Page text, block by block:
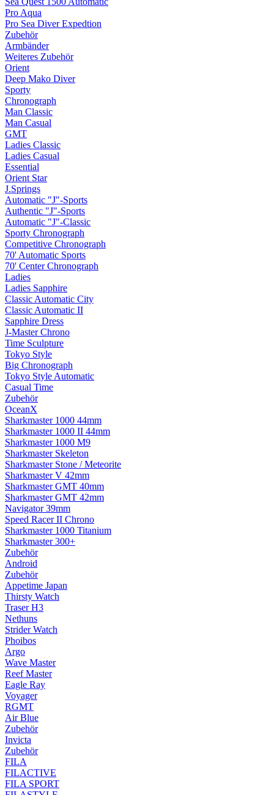
Pro Aqua
Pro Sea Diver Expedtion
Zubehör
Armbänder
Weiteres Zubehör
Orient
Deep Mako Diver
Sporty
Chronograph
Man Classic
Man Casual
GMT
Ladies Classic
Ladies Casual
Essential
Orient Star
J.Springs
Automatic "J"-Sports
Authentic "J"-Sports
Automatic "J"-Classic
Sporty Chronograph
Competitive Chronograph
70' Automatic Sports
70' Center Chronograph
Ladies
Ladies Sapphire
Classic Automatic City
Classic Automatic II
Sapphire Dress
J-Master Chrono
Time Sculpture
Tokyo Style
Big Chronograph
Tokyo Style Automatic
Casual Time
Zubehör
OceanX
Sharkmaster 1000 44mm
Sharkmaster 1000 II 44mm
Sharkmaster 1000 M9
Sharkmaster Skeleton
Sharkmaster Stone / Meteorite
Sharkmaster V 42mm
Sharkmaster GMT 40mm
Sharkmaster GMT 42mm
Navigator 39mm
Speed Racer II Chrono
Sharkmaster 1000 Titanium
Sharkmaster 300+
Zubehör
Android
Zubehör
Appetime Japan
Thirsty Watch
Traser H3
Nethuns
Strider Watch
Phoibos
Argo
Wave Master
Reef Master
Eagle Ray
Voyager
RGMT
Air Blue
Zubehör
Invicta
Zubehör
FILA
FILACTIVE
FILA SPORT